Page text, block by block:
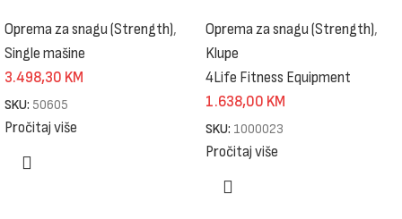
Oprema za snagu (Strength),
Single mašine
3.498,30 KM
SKU: 50605
Pročitaj više
Oprema za snagu (Strength),
Klupe
4Life Fitness Equipment
1.638,00 KM
SKU: 1000023
Pročitaj više